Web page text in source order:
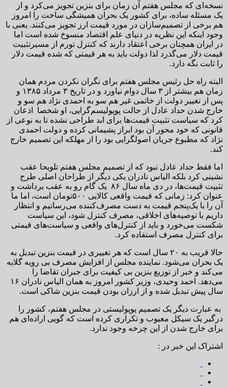
نسخه‌ای که مجلس هفتم آن زمان برای بنزین تجویز می‌کرد و از
یک مسئله ساده، برای کشور یک بحران همیشگی ساخت را امروز
هم برخی از تصمیم‌سازان در مورد قیمت ارز تجویز می‌کنند. یعنی با
وجود اینکه این نظریه در دنیای علم اقتصاد منسوخ شده است اما
در ایران همچنان برخی اعتقاد دارند که کنترل تورم از مسیرتثبیت
قیمت دلار می‌گذرد لذا دولت باید به هر قیمتی که شده قیمت دلار
را ثابت نگه دارد.
البته راه حل رئیس مجلس هفتم برای نگران نکردن مردم همان
زمان هم بیشتر از ۳ سال دوام نیاورد و در تاریخ ۳ مرداد ۱۳۸۵ و
پس از تغییر دولت از خاتمی غیر هم سو به احمدی نژاد هم سو و
خارج شدن حداد عادل از حالت پوپولیسم‌گرایی، او شخصا اذعان
کرد که سیاست تثبیت قیمت‌ها برای ابد طراحی نشده تا به نوعی از
قانونی که خود محور آن بود ابراز پشیمانی کرده و دولت احمدی
نژاد که مطبوع جریان اصولگرایی بود را از مهلکه این تصمیم خارج
کند.
اما فقط حداد عادل نبود که از تصمیم مجلس هفتم تلویحا عقب
نشینی کرد بلکه الیاس نادران یکی دیگر از طراحان اصلی طرح
تثبیت قیمت‌ها، در دی ماه سال ۸۶ یک گام رو به عقب برداشت و
عنوان کرد: زمانی که قیمت واقعی کالایی ۵۰۰‌تومان است، اما ما
آن را با یک‌پنجم قیمت به دست مصرف‌کننده می‌رسانیم و انتظار
داریم با توصیه‌های اخلاقی، مصرف کنترل شود، این سیاست
شکست می‌خورد و باید از کنترل‌های واقعی و سیاست‌های قیمتی
برای کنترل مصرف استفاده کرد.
حالا قریب به ۲۰ سال است که هر تغییری در قیمت بنزین تبدیل به
یک بحران می‌شود. نماینده مجلس از افزایش مصرف بی رویه گلایه
می‌کند و خبر از توزیع بنزین بی کیفیت برای جبران تقاضا را
می‌دهد. احمد وحیدی، وزیر کشور امروز به همان الیاس نادران ۱۶
سال پیش تبدیل شده و از ارزان بودن قیمت بنزین شاکی است.
به عبارت دیگر یک تصمیم پوپولیستی در مجلس هفتم، کشور را
درگیر یک سیکل معیوب و تکراری کرده است که گویی اراده‌ای هم
برای خارج شدن از این چرخه وجود ندارد.
اشتراک این خبر در :